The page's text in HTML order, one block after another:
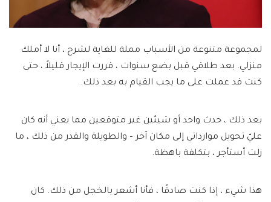
لمجموعة متنوعة من الأسباب مملة للغاية لشرح ، أنا لا أملك
منزلي. بعد طلاقي قبل بضع سنوات ، قررت الإيجار قليلاً ، حتى
كنت قد عملت على ما يجب القيام به بعد ذلك.
بعد ذلك ، حدث واحد أو شيئين غير متوقعين مما يعني أنه كان
عليّ تحويل موارداتي إلى مكان آخر – والطويلة والقدر من ذلك ، ما
زلت أستأجر ، بتكلفة باهظة.
هذا شيء ، إذا كنت صادقًا ، فأنا أشعر بالخجل من ذلك. كان